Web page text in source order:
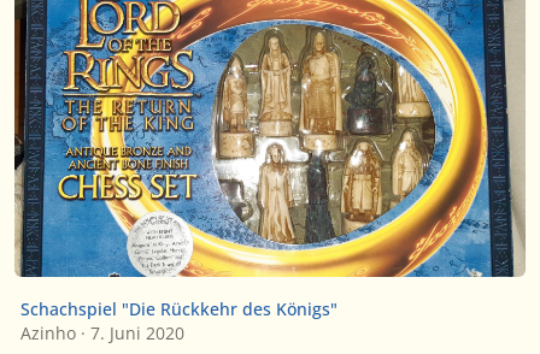
Schachspiel "Die Rückkehr des Königs"
Azinho· 7. Juni 2020